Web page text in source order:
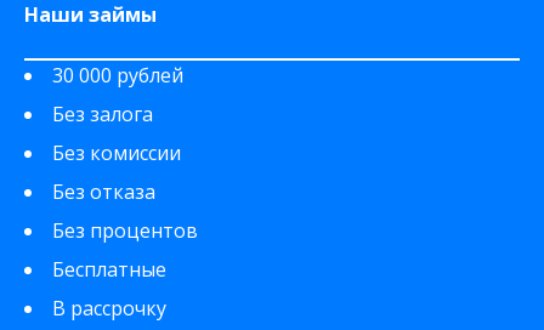
Наши займы
30 000 рублей
Без залога
Без комиссии
Без отказа
Без процентов
Бесплатные
В рассрочку